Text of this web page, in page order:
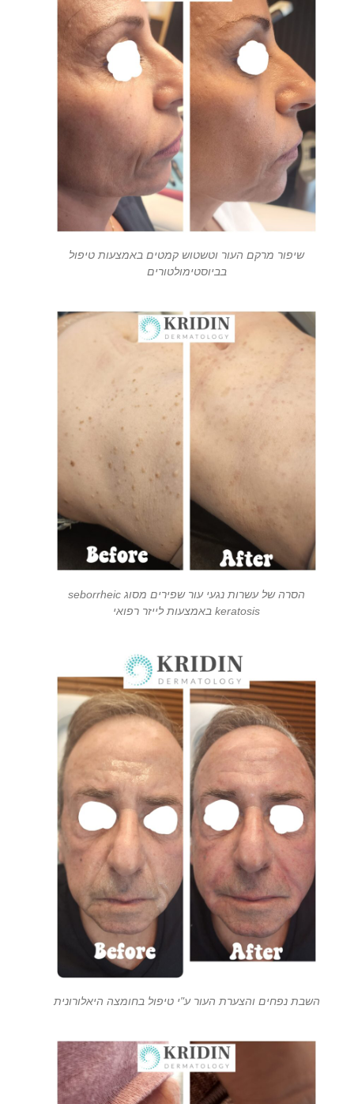
שיפור מרקם העור וטשטוש קמטים באמצעות טיפול
בביוסטימולטורים
הסרה של עשרות נגעי עור שפירים מסוג seborrheic
keratosis באמצעות לייזר רפואי
השבת נפחים והצערת העור ע"י טיפול בחומצה היאלורונית